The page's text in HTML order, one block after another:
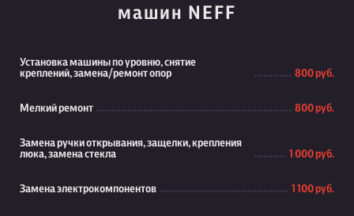
машин NEFF
Установка машины по уровню, снятие
креплений, замена/ремонт опор
800 руб.
Мелкий ремонт 800 руб.
Замена ручки открывания, защелки, крепления
люка, замена стекла
1 000 руб.
Замена электрокомпонентов 1 100 руб.